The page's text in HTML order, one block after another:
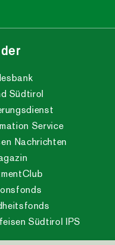
Südtirol
Service
Nachrichten
Südtirol IPS